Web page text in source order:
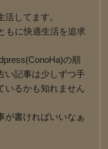
してます。
もに快適生活を追求
の順
い記事は少しずつ手
いるかも知れません
が書ければいいなぁ